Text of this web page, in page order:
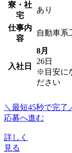
寮・社
宅
あり
仕事内
容
自動車系
入社日
8月
26日
※目安に
ださい
＼最短45秒で完了
応募へ進む
詳しく
見る